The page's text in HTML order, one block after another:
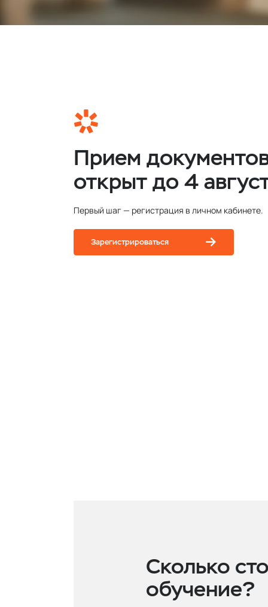
Прием
открыт до 4
Первый шаг — регистрация в личном кабинете.
Зарегистрироваться
Сколько
обучение?